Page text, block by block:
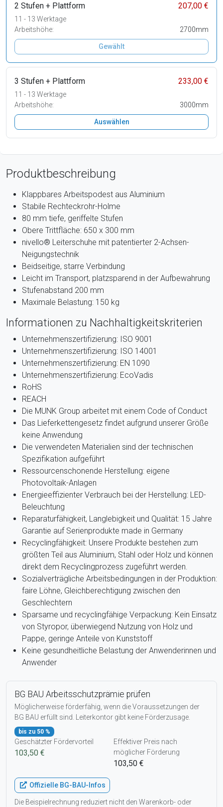
2 Stufen + Plattform 207,00 €
11 - 13 Werktage
Arbeitshöhe:
2700mm
Gewählt
3 Stufen + Plattform 233,00 €
11 - 13 Werktage
Arbeitshöhe:
3000mm
Auswählen
Produktbeschreibung
Klappbares Arbeitspodest aus Aluminium
Stabile Rechteckrohr-Holme
80 mm tiefe, geriffelte Stufen
Obere Trittfläche: 650 x 300 mm
nivello® Leiterschuhe mit patentierter 2-Achsen-
Neigungstechnik
Beidseitige, starre Verbindung
Leicht im Transport, platzsparend in der Aufbewahrung
Stufenabstand 200 mm
Maximale Belastung: 150 kg
Informationen zu Nachhaltigkeitskriterien
Unternehmenszertifizierung: ISO 9001
Unternehmenszertifizierung: ISO 14001
Unternehmenszertifizierung: EN 1090
Unternehmenszertifizierung: EcoVadis
RoHS
REACH
Die MUNK Group arbeitet mit einem Code of Conduct
Das Lieferkettengesetz findet aufgrund unserer Größe
keine Anwendung
Die verwendeten Materialien sind der technischen
Spezifikation aufgeführt
Ressourcenschonende Herstellung: eigene
Photovoltaik-Anlagen
Energieeffizienter Verbrauch bei der Herstellung: LED-
Beleuchtung
Reparaturfähigkeit, Langlebigkeit und Qualität: 15 Jahre
Garantie auf Serienprodukte made in Germany
Recyclingfähigkeit: Unsere Produkte bestehen zum
größten Teil aus Aluminium, Stahl oder Holz und können
direkt dem Recyclingprozess zugeführt werden.
Sozialverträgliche Arbeitsbedingungen in der Produktion:
faire Löhne, Gleichberechtigung zwischen den
Geschlechtern
Sparsame und recyclingfähige Verpackung: Kein Einsatz
von Styropor, überwiegend Nutzung von Holz und
Pappe, geringe Anteile von Kunststoff
Keine gesundheitliche Belastung der Anwenderinnen und
Anwender
BG BAU Arbeitsschutzprämie prüfen
Möglicherweise förderfähig, wenn die Voraussetzungen der
BG BAU erfüllt sind. Leiterkontor gibt keine Förderzusage.
bis zu 50 %
Geschätzter Fördervorteil
103,50 €
Effektiver Preis nach
möglicher Förderung
103,50 €
Offizielle BG-BAU-Infos
Die Beispielrechnung reduziert nicht den Warenkorb- oder